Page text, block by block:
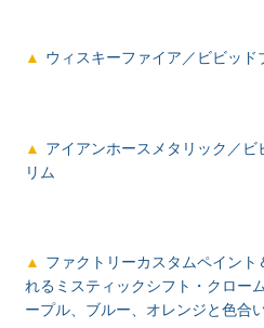
ウィスキーファイア／ビビッ
アイアンホースメタリック／ビ
リム
ファクトリーカスタムペイント
れるミスティックシフト・クロー
ープル、ブルー、オレンジと色合